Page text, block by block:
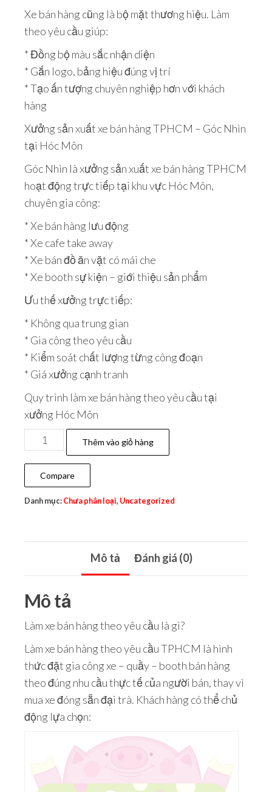
Xe bán hàng cũng là bộ mặt thương hiệu. Làm
theo yêu cầu giúp:
* Đồng bộ màu sắc nhận diện
* Gắn logo, bảng hiệu đúng vị trí
* Tạo ấn tượng chuyên nghiệp hơn với khách
hàng
Xưởng sản xuất xe bán hàng TPHCM – Góc Nhìn
tại Hóc Môn
Góc Nhìn là xưởng sản xuất xe bán hàng TPHCM
hoạt động trực tiếp tại khu vực Hóc Môn,
chuyên gia công:
* Xe bán hàng lưu động
* Xe cafe take away
* Xe bán đồ ăn vặt có mái che
* Xe booth sự kiện – giới thiệu sản phẩm
Ưu thế xưởng trực tiếp:
* Không qua trung gian
* Gia công theo yêu cầu
* Kiểm soát chất lượng từng công đoạn
* Giá xưởng cạnh tranh
Quy trình làm xe bán hàng theo yêu cầu tại
xưởng Hóc Môn
Thêm vào giỏ hàng
Compare
Danh mục: Chưa phân loại, Uncategorized
Mô tả Đánh giá (0)
Mô tả
Làm xe bán hàng theo yêu cầu là gì?
Làm xe bán hàng theo yêu cầu TPHCM là hình
thức đặt gia công xe – quầy – booth bán hàng
theo đúng nhu cầu thực tế của người bán, thay vì
mua xe đóng sẵn đại trà. Khách hàng có thể chủ
động lựa chọn: